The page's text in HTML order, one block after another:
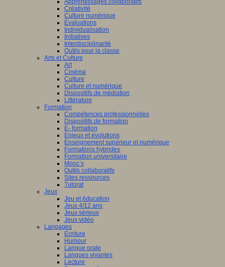
Apprentissages collaboratifs
Créativité
Culture numérique
Evaluations
Individualisation
Initiatives
Interdisciplinarité
Outils pour la classe
Arts et Culture
Art
Cinéma
Culture
Culture et numérique
Dispositifs de médiation
Littérature
Formation
Compétences professionnelles
Dispositifs de formation
E- formation
Enjeux et évolutions
Enseignement supérieur et numérique
Formations hybrides
Formation universitaire
Mooc’s
Outils collaboratifs
Sites ressources
Tutorat
Jeux
Jeu et éducation
Jeux 4/12 ans
Jeux sérieux
Jeux vidéo
Langages
Ecriture
Humour
Langue orale
Langues vivantes
Lecture